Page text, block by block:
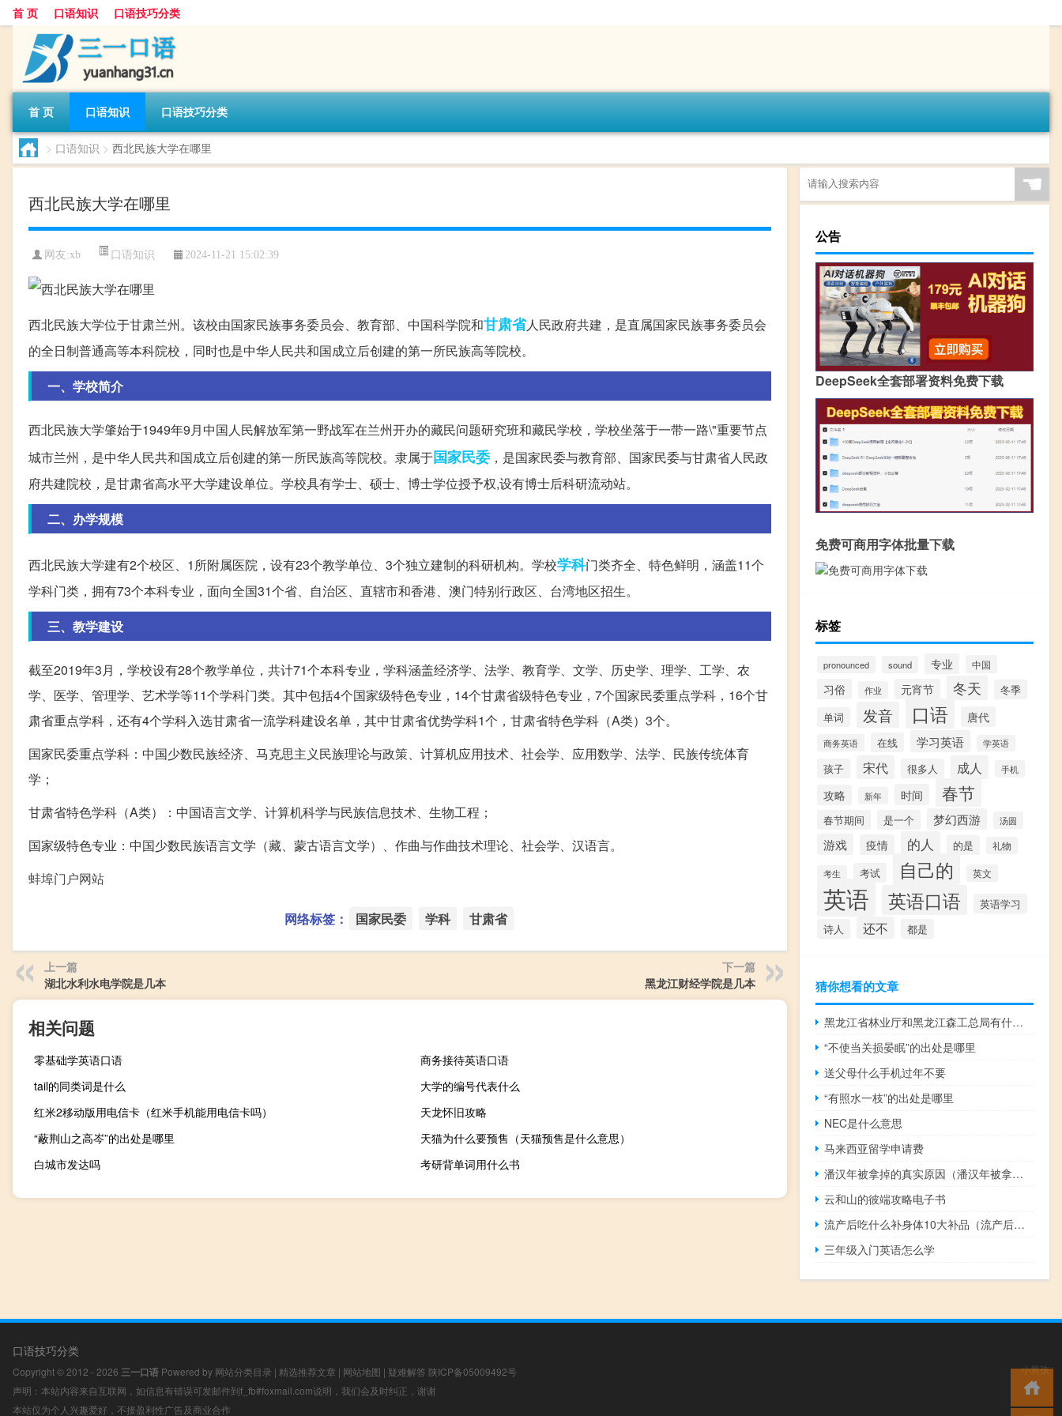
首 页 口语知识 口语技巧分类
首 页 口语知识 口语技巧分类
> 口语知识 > 西北民族大学在哪里
西北民族大学在哪里
网友:xb 口语知识 2024-11-21 15:02:39
西北民族大学位于甘肃兰州。该校由国家民族事务委员会、教育部、中国科学院和甘肃省人民政府共建，是直属国家民族事务委员会
的全日制普通高等本科院校，同时也是中华人民共和国成立后创建的第一所民族高等院校。
一、学校简介
西北民族大学肇始于1949年9月中国人民解放军第一野战军在兰州开办的藏民问题研究班和藏民学校，学校坐落于一带一路\"重要节点
城市兰州，是中华人民共和国成立后创建的第一所民族高等院校。隶属于国家民委 ，是国家民委与教育部、国家民委与甘肃省人民政
府共建院校，是甘肃省高水平大学建设单位。学校具有学士、硕士、博士学位授予权,设有博士后科研流动站。
二、办学规模
西北民族大学建有2个校区、1所附属医院，设有23个教学单位、3个独立建制的科研机构。学校学科门类齐全、特色鲜明，涵盖11个
学科门类，拥有73个本科专业，面向全国31个省、自治区、直辖市和香港、澳门特别行政区、台湾地区招生。
三、教学建设
截至2019年3月，学校设有28个教学单位，共计71个本科专业，学科涵盖经济学、法学、教育学、文学、历史学、理学、工学、农
学、医学、管理学、艺术学等11个学科门类。其中包括4个国家级特色专业，14个甘肃省级特色专业，7个国家民委重点学科，16个甘
肃省重点学科，还有4个学科入选甘肃省一流学科建设名单，其中甘肃省优势学科1个，甘肃省特色学科（A类）3个。
国家民委重点学科：中国少数民族经济、马克思主义民族理论与政策、计算机应用技术、社会学、应用数学、法学、民族传统体育
学；
甘肃省特色学科（A类）：中国语言文学、计算机科学与民族信息技术、生物工程；
国家级特色专业：中国少数民族语言文学（藏、蒙古语言文学）、作曲与作曲技术理论、社会学、汉语言。
蚌埠门户网站
网络标签： 国家民委 学科 甘肃省
上一篇
湖北水利水电学院是几本
下一篇
黑龙江财经学院是几本
相关问题
零基础学英语口语
商务接待英语口语
tail的同类词是什么
大学的编号代表什么
红米2移动版用电信卡（红米手机能用电信卡吗）
天龙怀旧攻略
“蔽荆山之高岑”的出处是哪里
天猫为什么要预售（天猫预售是什么意思）
白城市发达吗
考研背单词用什么书
☚
公告
DeepSeek全套部署资料免费下载
免费可商用字体批量下载
标签
pronounced sound 专业 中国
习俗 作业 元宵节 冬天
冬季
单词
发音 口语 唐代
商务英语 在线 学习英语 学英语
孩子 宋代 很多人 成人 手机
攻略 新年 时间 春节
春节期间 是一个 梦幻西游 汤圆
游戏 疫情 的人 的是 礼物
考生 考试 自己的 英文
英语 英语口语
英语学习
诗人
还不 都是
猜你想看的文章
黑龙江省林业厅和黑龙江森工总局有什么区别详细点,谢谢 黑龙江林业职业学院
“不使当关损晏眠”的出处是哪里
送父母什么手机过年不要
“有照水一枝”的出处是哪里
NEC是什么意思
马来西亚留学申请费
潘汉年被拿掉的真实原因（潘汉年被拿掉的真实原因）
云和山的彼端攻略电子书
流产后吃什么补身体10大补品（流产后吃什么补身体）
三年级入门英语怎么学
口语技巧分类
Copyright © 2012 - 2026 三一口语 Powered by 网站分类目录 | 精选推荐文章 | 网站地图 | 疑难解答 陕ICP备05009492号
声明：本站内容来自互联网，如信息有错误可发邮件到f_fb#foxmail.com说明，我们会及时纠正，谢谢
本站仅为个人兴趣爱好，不接盈利性广告及商业合作
小男孩